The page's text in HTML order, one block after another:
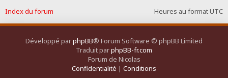
Heures au formatUTC
Index du forum
Développé parphpBB® Forum Software © phpBB Limited
Traduit parphpBB-fr.com
Forum de Nicolas
Confidentialité | Conditions